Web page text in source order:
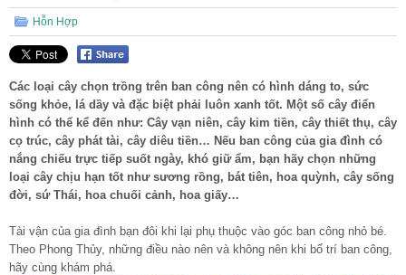
Hỗn Hợp
Các loại cây chọn trồng trên ban công nên có hình dáng to, sức
sống khỏe, lá dầy và đặc biệt phải luôn xanh tốt. Một số cây điển
hình có thể kể đến như: Cây vạn niên, cây kim tiền, cây thiết thụ, cây
cọ trúc, cây phát tài, cây diêu tiền… Nếu ban công của gia đình có
nắng chiếu trực tiếp suốt ngày, khó giữ ẩm, bạn hãy chọn những
loại cây chịu hạn tốt như sương rồng, bát tiên, hoa quỳnh, cây sống
đời, sứ Thái, hoa chuối cảnh, hoa giấy…
Tài vận của gia đình bạn đôi khi lại phụ thuộc vào góc ban công nhỏ bé.
Theo Phong Thủy, những điều nào nên và không nên khi bố trí ban công,
hãy cùng khám phá.